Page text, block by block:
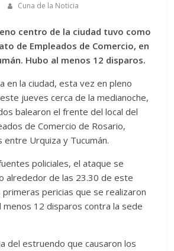
Cuna de la Noticia
centro de la ciudad tuvo como
de Empleados de Comercio, en
Hubo al menos 12 disparos.
en la ciudad, esta vez en pleno
jueves cerca de la medianoche,
balearon el frente del local del
de Comercio de Rosario,
entre Urquiza y Tucumán.
policiales, el ataque se
alrededor de las 23.30 de este
pericias que se realizaron
menos 12 disparos contra la sede
del estruendo que causaron los